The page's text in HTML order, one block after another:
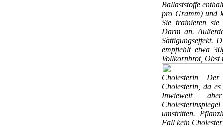
Ballaststoffe
pro Gramm) und
Sie trainieren sie
Darm an.
Sättigungseffekt.
empfiehlt etwa
Vollkornbrot, Obst
Cholesterin Der
Cholesterin, da
Inwieweit
umstritten.
Fall kein